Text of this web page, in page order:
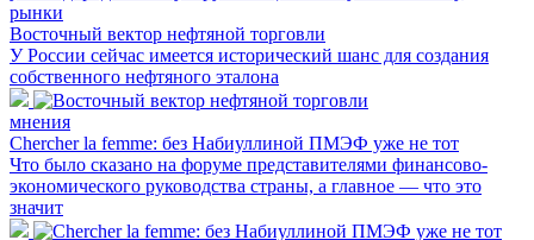
рынки
Восточный вектор нефтяной торговли
У России сейчас имеется исторический шанс для создания
собственного нефтяного эталона
мнения
Chercher la femme: без Набиуллиной ПМЭФ уже не тот
Что было сказано на форуме представителями финансово-
экономического руководства страны, а главное — что это
значит